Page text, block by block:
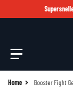
Home Booster Fight